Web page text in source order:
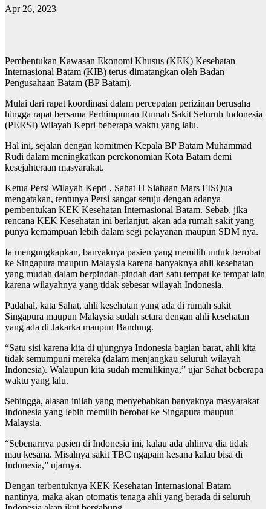
Apr 26, 2023
Pembentukan Kawasan Ekonomi Khusus (KEK) Kesehatan
Internasional Batam (KIB) terus dimatangkan oleh Badan
Pengusahaan Batam (BP Batam).
Mulai dari rapat koordinasi dalam percepatan perizinan berusaha
hingga rapat bersama Perhimpunan Rumah Sakit Seluruh Indonesia
(PERSI) Wilayah Kepri beberapa waktu yang lalu.
Hal ini, sejalan dengan komitmen Kepala BP Batam Muhammad
Rudi dalam meningkatkan perekonomian Kota Batam demi
kesejahteraan masyarakat.
Ketua Persi Wilayah Kepri , Sahat H Siahaan Mars FISQua
mengatakan, tentunya Persi sangat setuju dengan adanya
pembentukan KEK Kesehatan Internasional Batam. Sebab, jika
rencana KEK Kesehatan ini berlanjut, akan ada rumah sakit yang
punya kemampuan lebih dalam segi pelayanan maupun SDM nya.
Ia mengungkapkan, banyaknya pasien yang memilih untuk berobat
ke Singapura maupun Malaysia karena banyaknya ahli kesehatan
yang mudah dalam berpindah-pindah dari satu tempat ke tempat lain
karena wilayahnya yang tidak sebesar wilayah Indonesia.
Padahal, kata Sahat, ahli kesehatan yang ada di rumah sakit
Singapura maupun Malaysia sudah setara dengan ahli kesehatan
yang ada di Jakarka maupun Bandung.
“Satu sisi karena kita di ujungnya Indonesia bagian barat, ahli kita
tidak semumpuni mereka (dalam menjangkau seluruh wilayah
Indonesia). Walaupun kita sudah memilikinya,” ujar Sahat beberapa
waktu yang lalu.
Sehingga, alasan inilah yang menyebabkan banyaknya masyarakat
Indonesia yang lebih memilih berobat ke Singapura maupun
Malaysia.
“Sebenarnya pasien di Indonesia ini, kalau ada ahlinya dia tidak
mau kesana. Misalnya sakit TBC ngapain kesana kalau bisa di
Indonesia,” ujarnya.
Dengan terbentuknya KEK Kesehatan Internasional Batam
nantinya, maka akan otomatis tenaga ahli yang berada di seluruh